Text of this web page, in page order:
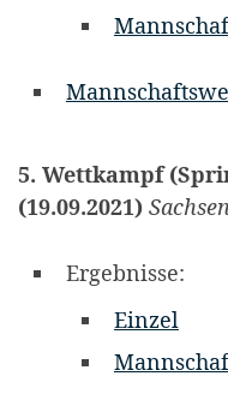
5. Wettkampf
(19.09.2021)
Ergebnisse:
Einzel